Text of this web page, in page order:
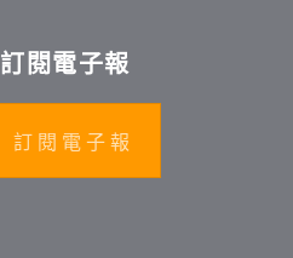
訂閱電子報
訂 閱 電 子 報